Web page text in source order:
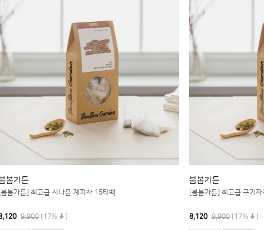
봄가든
봄가든] 최고급 시나몬 계피차 15티백
9,900 (17% )
봄봄가든
[봄봄가든] 최고급 구기
8,120 9,900 (17% )